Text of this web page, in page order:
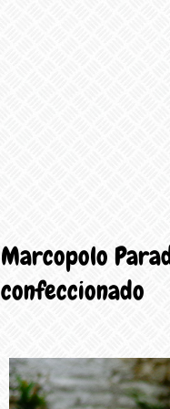
Marcopolo
confeccionado